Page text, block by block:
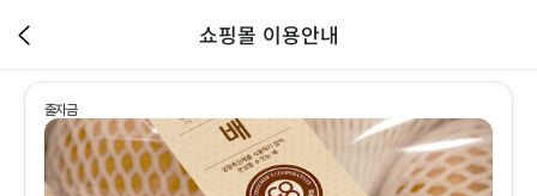
쇼핑몰 이용안내
출자금